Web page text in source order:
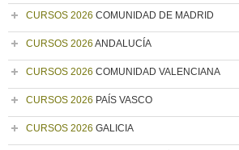
CURSOS 2026 COMUNIDAD DE MADRID
CURSOS 2026 ANDALUCÍA
CURSOS 2026 COMUNIDAD VALENCIANA
CURSOS 2026 PAÍS VASCO
CURSOS 2026 GALICIA